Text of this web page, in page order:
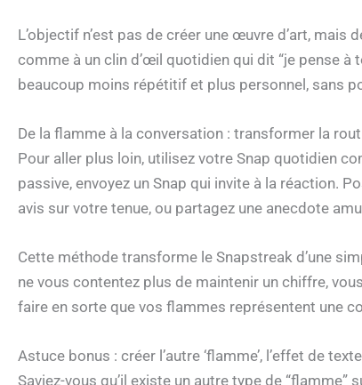
L’objectif n’est pas de créer une œuvre d’art, mais
comme à un clin d’œil quotidien qui dit “je pense à
beaucoup moins répétitif et plus personnel, sans
De la flamme à la conversation : transformer la
Pour aller plus loin, utilisez votre Snap quotidien
passive, envoyez un Snap qui invite à la réaction.
avis sur votre tenue, ou partagez une anecdote
Cette méthode transforme le Snapstreak d’une
ne vous contentez plus de maintenir un chiffre,
faire en sorte que vos flammes représentent une
Astuce bonus : créer l’autre ‘flamme’, l’effet de
Saviez-vous qu’il existe un autre type de “flamme”